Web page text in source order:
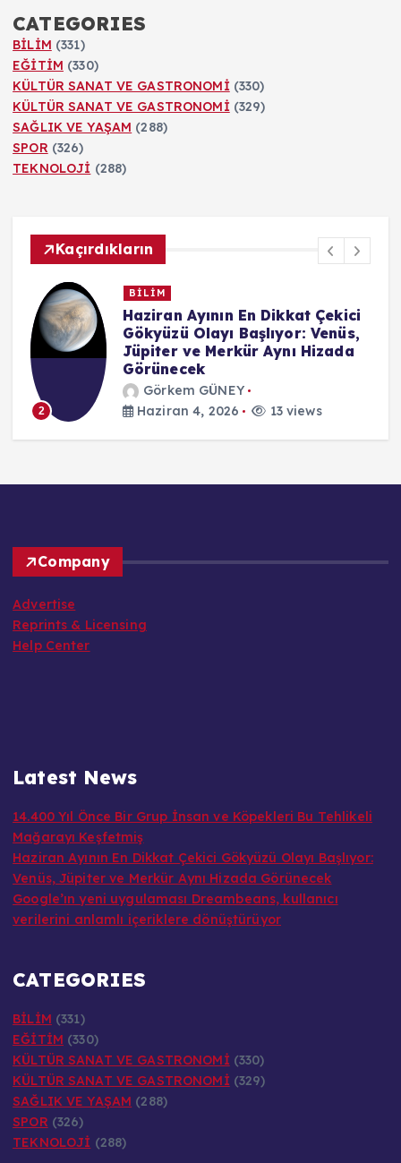
CATEGORIES
BİLİM (331)
EĞİTİM (330)
KÜLTÜR SANAT VE GASTRONOMİ (330)
KÜLTÜR SANAT VE GASTRONOMİ (329)
SAĞLIK VE YAŞAM (288)
SPOR (326)
TEKNOLOJİ (288)
Kaçırdıkların
2
BİLİM
Haziran Ayının En Dikkat Çekici
Gökyüzü Olayı Başlıyor: Venüs,
Jüpiter ve Merkür Aynı Hizada
Görünecek
Görkem GÜNEY
Haziran 4, 2026
13 views
Company
Advertise
Reprints & Licensing
Help Center
Latest News
14.400 Yıl Önce Bir Grup İnsan ve Köpekleri Bu Tehlikeli
Mağarayı Keşfetmiş
Haziran Ayının En Dikkat Çekici Gökyüzü Olayı Başlıyor:
Venüs, Jüpiter ve Merkür Aynı Hizada Görünecek
Google’ın yeni uygulaması Dreambeans, kullanıcı
verilerini anlamlı içeriklere dönüştürüyor
CATEGORIES
BİLİM (331)
EĞİTİM (330)
KÜLTÜR SANAT VE GASTRONOMİ (330)
KÜLTÜR SANAT VE GASTRONOMİ (329)
SAĞLIK VE YAŞAM (288)
SPOR (326)
TEKNOLOJİ (288)